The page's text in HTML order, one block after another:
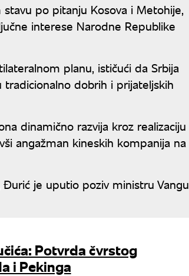
po pitanju Kosova i Metohije,
interese Narodne Republike
planu, ističući da Srbija
dobrih i prijateljskih
dinamično razvija kroz realizaciju
angažman kineskih kompanija na
je uputio poziv ministru Vangu
Potvrda čvrstog
i Pekinga